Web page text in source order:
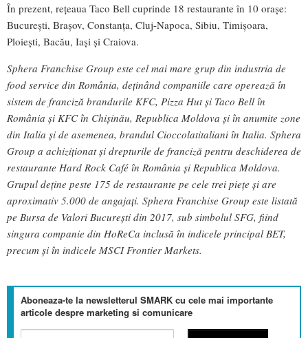
În prezent, rețeaua Taco Bell cuprinde 18 restaurante în 10 orașe:
București, Brașov, Constanța, Cluj-Napoca, Sibiu, Timișoara,
Ploiești, Bacău, Iași și Craiova.
Sphera Franchise Group este cel mai mare grup din industria de
food service din România, deținând companiile care operează în
sistem de franciză brandurile KFC, Pizza Hut şi Taco Bell în
România și KFC în Chişinău, Republica Moldova și în anumite zone
din Italia și de asemenea, brandul Cioccolatitaliani în Italia. Sphera
Group a achiziționat și drepturile de franciză pentru deschiderea de
restaurante Hard Rock Café în România și Republica Moldova.
Grupul deține peste 175 de restaurante pe cele trei piețe și are
aproximativ 5.000 de angajați. Sphera Franchise Group este listată
pe Bursa de Valori București din 2017, sub simbolul SFG, fiind
singura companie din HoReCa inclusă în indicele principal BET,
precum și în indicele MSCI Frontier Markets.
Aboneaza-te la newsletterul SMARK cu cele mai importante
articole despre marketing si comunicare